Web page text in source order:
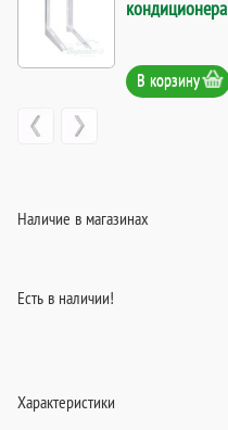
кондиционера
В корзину
Наличие в магазинах
Есть в наличии!
Характеристики